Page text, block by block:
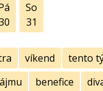
So
31
víkend tento
benefice